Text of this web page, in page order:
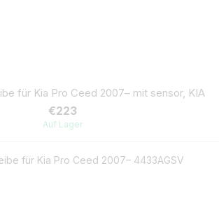
für Kia Pro Ceed 2007– mit sensor, KIA
€223
Auf Lager